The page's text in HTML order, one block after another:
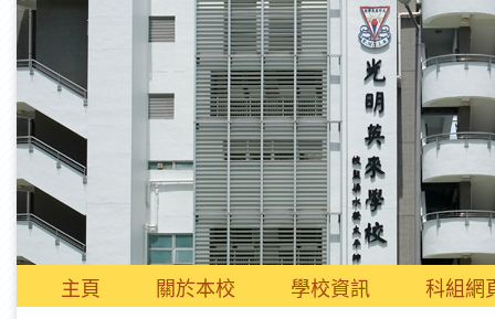
主頁 關於本校 學校資訊 科組網